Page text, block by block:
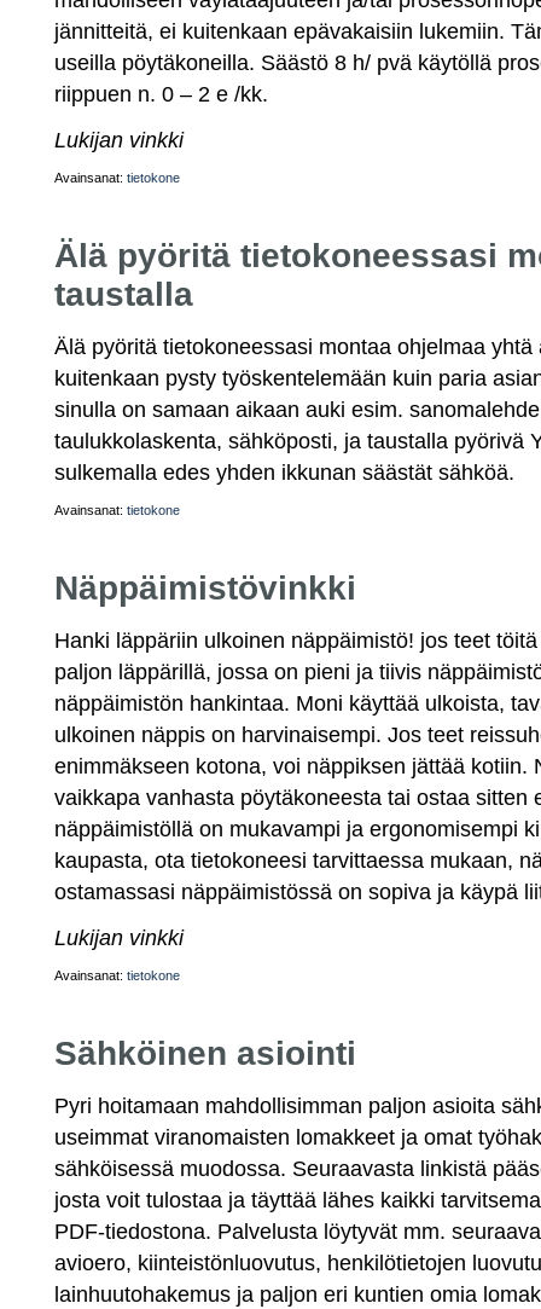
jännitteitä, ei kuitenkaan epävakaisiin lukemiin.
useilla pöytäkoneilla. Säästö 8 h/ pvä käytöllä
riippuen n. 0 – 2 e /kk.
Lukijan vinkki
Avainsanat: tietokone
Älä pyöritä tietokoneessasi
taustalla
Älä pyöritä tietokoneessasi montaa ohjelmaa yhtä
kuitenkaan pysty työskentelemään kuin paria
sinulla on samaan aikaan auki esim.
taulukkolaskenta, sähköposti, ja taustalla pyörivä
sulkemalla edes yhden ikkunan säästät sähköä.
Avainsanat: tietokone
Näppäimistövinkki
Hanki läppäriin ulkoinen näppäimistö! jos teet
paljon läppärillä, jossa on pieni ja tiivis
näppäimistön hankintaa. Moni käyttää ulkoista,
ulkoinen näppis on harvinaisempi. Jos teet
enimmäkseen kotona, voi näppiksen jättää kotiin.
vaikkapa vanhasta pöytäkoneesta tai ostaa sitten
näppäimistöllä on mukavampi ja ergonomisempi
kaupasta, ota tietokoneesi tarvittaessa mukaan,
ostamassasi näppäimistössä on sopiva ja käypä
Lukijan vinkki
Avainsanat: tietokone
Sähköinen asiointi
Pyri hoitamaan mahdollisimman paljon asioita
useimmat viranomaisten lomakkeet ja omat
sähköisessä muodossa. Seuraavasta linkistä
josta voit tulostaa ja täyttää lähes kaikki
PDF-tiedostona. Palvelusta löytyvät mm.
avioero, kiinteistönluovutus, henkilötietojen
lainhuutohakemus ja paljon eri kuntien omia